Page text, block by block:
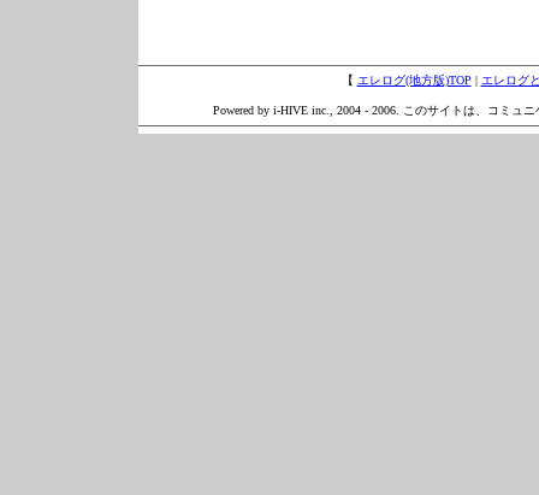
【 エレログ(地方版)TOP | エレログ
Powered by i-HIVE inc., 2004 - 2006. このサイトは、コミュ